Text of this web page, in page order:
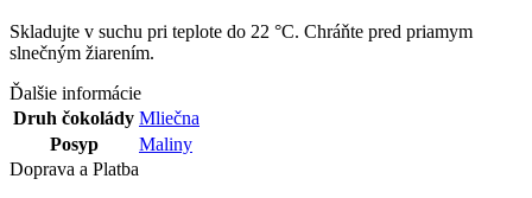
Skladujte v suchu pri teplote do 22 °C. Chráňte pred priamym
slnečným žiarením.
Ďalšie informácie
Druh čokolády Mliečna
Posyp
Maliny
Doprava a Platba